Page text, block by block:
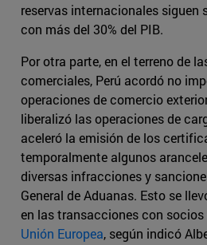
reservas internacionales
con más del 30% del PIB.
Por otra parte, en el terreno de
comerciales, Perú acordó no
operaciones de comercio
liberalizó las operaciones de
aceleró la emisión de los
temporalmente algunos
diversas infracciones y
General de Aduanas. Esto se
en las transacciones con
Unión Europea, según indicó